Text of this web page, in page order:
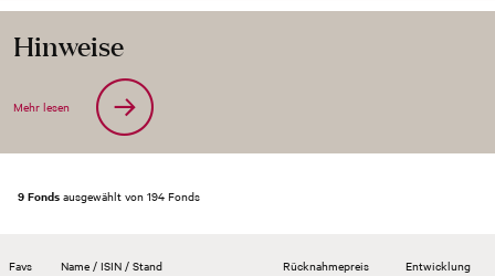
Hinweise
Mehr lesen
9 Fonds ausgewählt von 194 Fonds
Favs Name / ISIN / Stand Rücknahmepreis
Entwicklung